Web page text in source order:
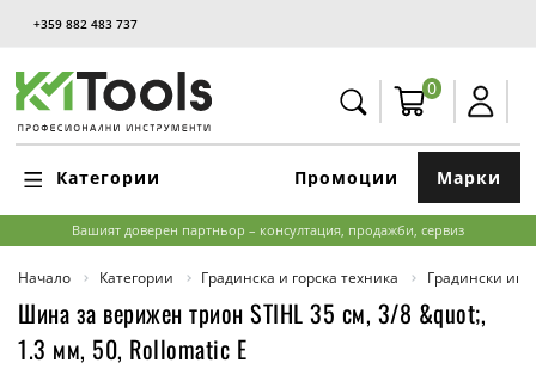
+359 882 483 737
0
Категории Марки
Промоции
Вашият доверен партньор – консултация, продажби, сервиз
Начало Категории Градинска и горска техника Градински
Шина за верижен трион STIHL 35 см, 3/8 &quot;,
1.3 мм, 50, Rollomatic E